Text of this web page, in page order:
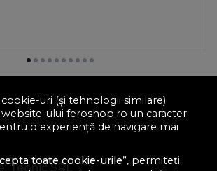
uri (și tehnologii similare)
ului feroshop.ro un caracter
o experiență de navigare mai
toate cookie-urile”, permiteți
Teonic SRL